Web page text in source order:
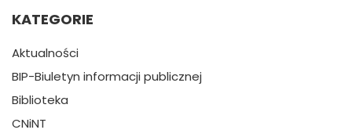
KATEGORIE
Aktualności
BIP-Biuletyn informacji publicznej
Biblioteka
CNiNT